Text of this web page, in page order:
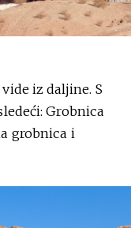
iz daljine. S
Grobnica
grobnica i